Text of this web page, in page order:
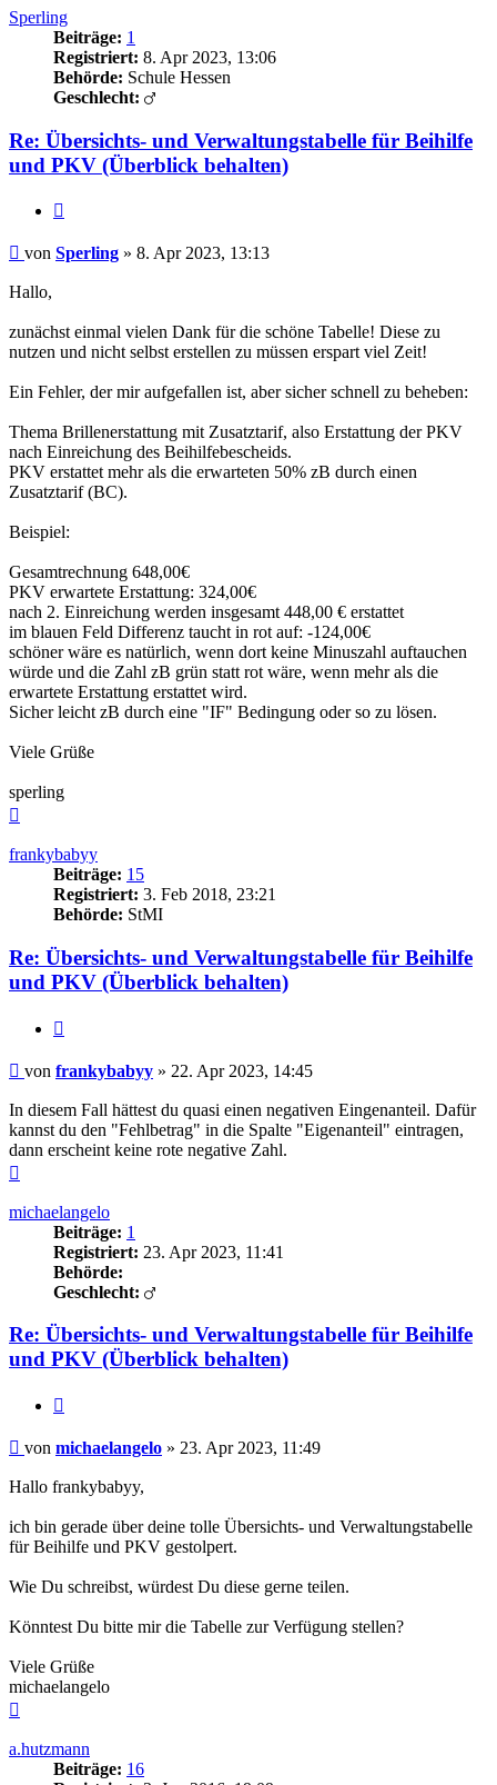
Sperling
Beiträge: 1
Registriert: 8. Apr 2023, 13:06
Behörde: Schule Hessen
Geschlecht:
Re: Übersichts- und Verwaltungstabelle für Beihilfe
und PKV (Überblick behalten)
Beitrag
von Sperling » 8. Apr 2023, 13:13
Hallo,
zunächst einmal vielen Dank für die schöne Tabelle! Diese zu
nutzen und nicht selbst erstellen zu müssen erspart viel Zeit!
Ein Fehler, der mir aufgefallen ist, aber sicher schnell zu beheben:
Thema Brillenerstattung mit Zusatztarif, also Erstattung der PKV
nach Einreichung des Beihilfebescheids.
PKV erstattet mehr als die erwarteten 50% zB durch einen
Zusatztarif (BC).
Beispiel:
Gesamtrechnung 648,00€
PKV erwartete Erstattung: 324,00€
nach 2. Einreichung werden insgesamt 448,00 € erstattet
im blauen Feld Differenz taucht in rot auf: -124,00€
schöner wäre es natürlich, wenn dort keine Minuszahl auftauchen
würde und die Zahl zB grün statt rot wäre, wenn mehr als die
erwartete Erstattung erstattet wird.
Sicher leicht zB durch eine "IF" Bedingung oder so zu lösen.
Viele Grüße
sperling
frankybabyy
Beiträge: 15
Registriert: 3. Feb 2018, 23:21
Behörde: StMI
Re: Übersichts- und Verwaltungstabelle für Beihilfe
und PKV (Überblick behalten)
Beitrag
von frankybabyy » 22. Apr 2023, 14:45
In diesem Fall hättest du quasi einen negativen Eingenanteil. Dafür
kannst du den "Fehlbetrag" in die Spalte "Eigenanteil" eintragen,
dann erscheint keine rote negative Zahl.
michaelangelo
Beiträge: 1
Registriert: 23. Apr 2023, 11:41
Behörde:
Geschlecht:
Re: Übersichts- und Verwaltungstabelle für Beihilfe
und PKV (Überblick behalten)
Beitrag
von michaelangelo » 23. Apr 2023, 11:49
Hallo frankybabyy,
ich bin gerade über deine tolle Übersichts- und Verwaltungstabelle
für Beihilfe und PKV gestolpert.
Wie Du schreibst, würdest Du diese gerne teilen.
Könntest Du bitte mir die Tabelle zur Verfügung stellen?
Viele Grüße
michaelangelo
a.hutzmann
Beiträge: 16